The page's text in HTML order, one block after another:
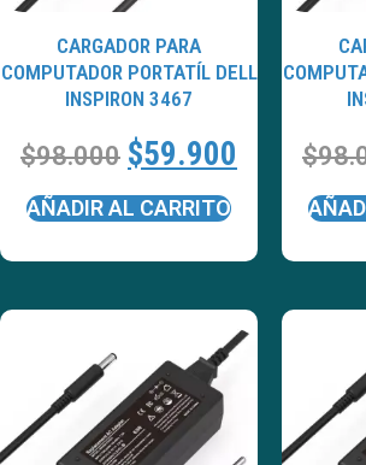
CARGADOR PARA
COMPUTADOR PORTATÍL DELL
INSPIRON 3467
$98.000 $59.900
AÑADIR AL CARRITO
$